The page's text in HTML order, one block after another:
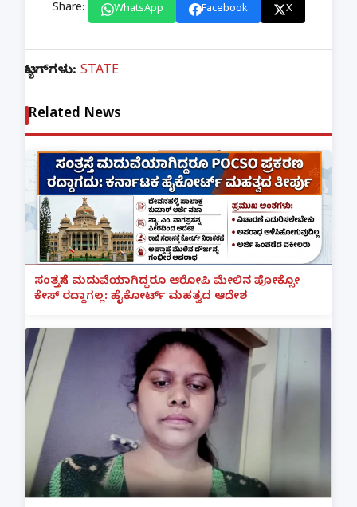
Share: WhatsApp Facebook X
ಟ್ಯಾಗ್‌ಗಳು: STATE
Related News
ಸಂತ್ರಸ್ತೆಗೆ ಮದುವೆಯಾಗಿದ್ದರೂ ಆರೋಪಿ ಮೇಲಿನ ಪೋಕ್ಸೋ
ಕೇಸ್ ರದ್ದಾಗಲ್ಲ: ಹೈಕೋರ್ಟ್ ಮಹತ್ವದ ಆದೇಶ